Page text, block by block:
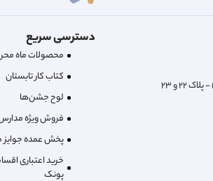
دسترسی سریع
محصولات ماه
کتاب کار تابستان
لوح جشن‌ها
فروش ویژه
پخش عمده
خرید اعتباری
پونک